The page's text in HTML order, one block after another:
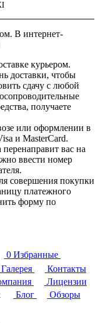
В интернет-
курьером.
доставки, чтобы
сдачу с любой
получаете
или оформлении в
и MasterCard.
вас на
ввести номер
совершения покупки
платежного
форму по
0 Избранные
Галерея
Контакты
Лицензии
Блог
Обзоры